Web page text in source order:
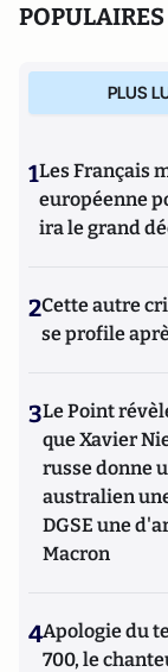
POPULAIRES
PLUS
1Les Français
européenne
ira le grand
2Cette autre
se profile
3Le Point
que Xavier
russe donne
australien
DGSE une
Macron
4Apologie du
700, le